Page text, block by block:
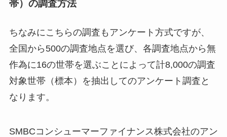
帯）の調査方法
ちなみにこちらの調査もアンケート方式ですが、
全国から500の調査地点を選び、各調査地点から無
作為に16の世帯を選ぶことによって計8,000の調査
対象世帯（標本）を抽出してのアンケート調査 と
なります。
SMBCコンシューマーファイナンス株式会社のアン